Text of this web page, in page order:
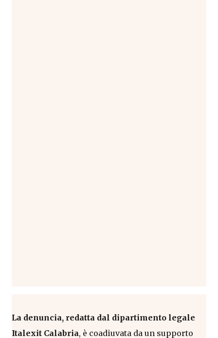
La denuncia, redatta dal dipartimento legale
Italexit Calabria, è coadiuvata da un supporto